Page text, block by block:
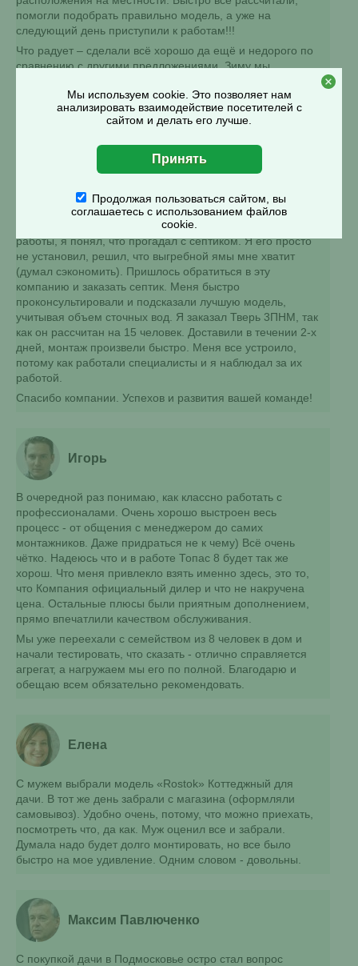
помогли подобрать правильно модель, а уже на
следующий день приступили к работам!!!
Что радует – сделали всё хорошо да ещё и недорого по
сравнению с другими предложениями. Зиму мы
справился с наплывом гостей.
Леонид Петрович
Я владелец небольшого пансионата санаторного типа. В
каждый заезд у меня останавливается около 12-15
человек. Естественно вскоре после открытия и начала
работы, я понял, что прогадал с септиком. Я его просто
не установил, решил, что выгребной ямы мне хватит
(думал сэкономить). Пришлось обратиться в эту
компанию и заказать септик. Меня быстро
проконсультировали и подсказали лучшую модель,
учитывая объем сточных вод. Я заказал Тверь 3ПНМ, так
как он рассчитан на 15 человек. Доставили в течении 2-х
дней, монтаж произвели быстро. Меня все устроило,
потому как работали специалисты и я наблюдал за их
работой.
Спасибо компании. Успехов и развития вашей команде!
Игорь
В очередной раз понимаю, как классно работать с
профессионалами. Очень хорошо выстроен весь
процесс - от общения с менеджером до самих
монтажников. Даже придраться не к чему) Всё очень
чётко. Надеюсь что и в работе Топас 8 будет так же
хорош. Что меня привлекло взять именно здесь, это то,
что Компания официальный дилер и что не накручена
цена. Остальные плюсы были приятным дополнением,
прямо впечатлили качеством обслуживания.
Мы уже переехали с семейством из 8 человек в дом и
начали тестировать, что сказать - отлично справляется
агрегат, а нагружаем мы его по полной. Благодарю и
обещаю всем обязательно рекомендовать.
Елена
С мужем выбрали модель «Rostok» Коттеджный для
дачи. В тот же день забрали с магазина (оформляли
самовывоз). Удобно очень, потому, что можно приехать,
посмотреть что, да как. Муж оценил все и забрали.
Думала надо будет долго монтировать, но все было
быстро на мое удивление. Одним словом - довольны.
Максим Павлюченко
С покупкой дачи в Подмосковье остро стал вопрос
Мы используем cookie. Это позволяет нам
анализировать взаимодействие посетителей с
сайтом и делать его лучше.
Продолжая пользоваться сайтом, вы
соглашаетесь с использованием файлов
cookie.